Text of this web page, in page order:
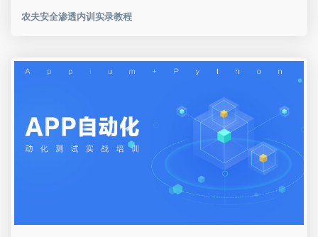
农夫安全渗透内训实录教程